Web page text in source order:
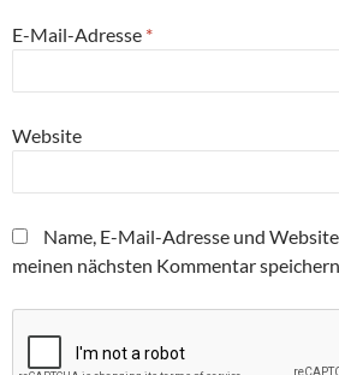
E-Mail-Adresse *
Website
Name, E-Mail-Adresse und
meinen nächsten Kommentar speichern.